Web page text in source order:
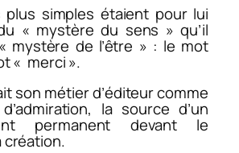
plus simples étaient pour lui
« mystère du sens » qu’il
mystère de l’être » : le mot
« merci ».
son métier d’éditeur comme
la source d’un
permanent devant le
création.